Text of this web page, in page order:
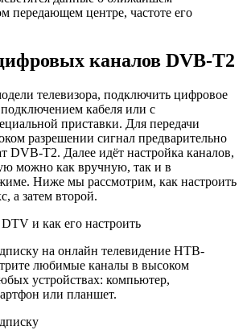
передающем центре, частоте его
каналов DVB-T2
телевизора, подключить цифровое
кабеля или с
приставки. Для передачи
разрешении сигнал предварительно
DVB-T2. Далее идёт настройка каналов,
можно как вручную, так и в
Ниже мы рассмотрим, как настроить
а затем второй.
и как его настроить
на онлайн телевидение НТВ-
любимые каналы в высоком
устройствах: компьютер,
или планшет.